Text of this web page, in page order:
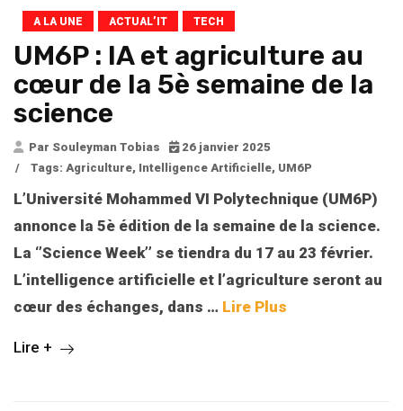
A LA UNE ACTUAL’IT TECH
UM6P : IA et agriculture au
cœur de la 5è semaine de la
science
Par Souleyman Tobias
26 janvier 2025
/
Tags: Agriculture, Intelligence Artificielle, UM6P
L’Université Mohammed VI Polytechnique (UM6P)
annonce la 5è édition de la semaine de la science.
La ‘’Science Week’’ se tiendra du 17 au 23 février.
L’intelligence artificielle et l’agriculture seront au
cœur des échanges, dans … Lire Plus
Lire +